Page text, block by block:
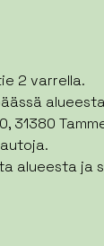
2 varrella.
31380
alueesta ja